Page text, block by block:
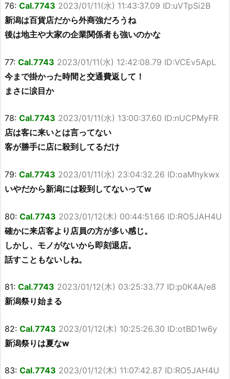
76: Cal.7743 2023/01/11(水) 11:43:37.09 ID:uVTpSi2B
新潟は百貨店だから外商強だろうね
後は地主や大家の企業関係者も強いのかな
77: Cal.7743 2023/01/11(水) 12:42:08.79 ID:VCEv5ApL
今まで掛かった時間と交通費返して！
まさに涙目か
78: Cal.7743 2023/01/11(水) 13:00:37.60 ID:nUCPMyFR
店は客に来いとは言ってない
客が勝手に店に殺到してるだけ
79: Cal.7743 2023/01/11(水) 23:04:32.26 ID:oaMhykwx
いやだから新潟には殺到してないってw
80: Cal.7743 2023/01/12(木) 00:44:51.66 ID:RO5JAH4U
確かに来店客より店員の方が多い感じ。
しかし、モノがないから即刻退店。
話すこともないしね。
81: Cal.7743 2023/01/12(木) 03:25:33.77 ID:p0K4A/e8
新潟祭り始まる
82: Cal.7743 2023/01/12(木) 10:25:26.30 ID:otBD1w6y
新潟祭りは夏なw
83: Cal.7743 2023/01/12(木) 11:07:42.87 ID:RO5JAH4U